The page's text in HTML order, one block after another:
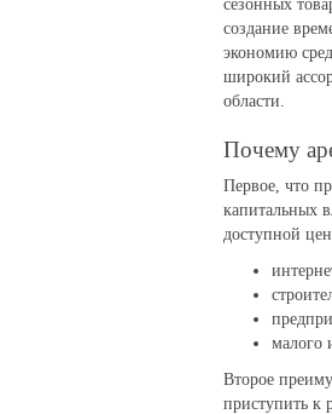
сезонных
создание
экономию
широкий
области.
Почему
Первое, что
капитальных
доступной
малого
Второе
приступить к